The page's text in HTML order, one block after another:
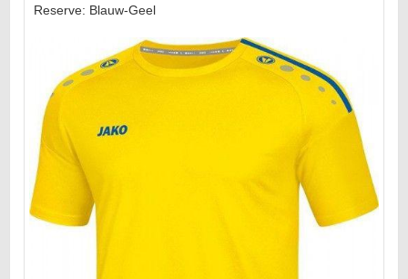
Reserve: Blauw-Geel